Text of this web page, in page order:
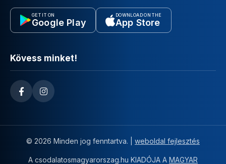
GET IT ON
Google Play
DOWNLOAD ON THE
App Store
Kövess minket!
© 2026 Minden jog fenntartva. | weboldal fejlesztés
A csodalatosmagyarorszag.hu KIADÓJA A MAGYAR